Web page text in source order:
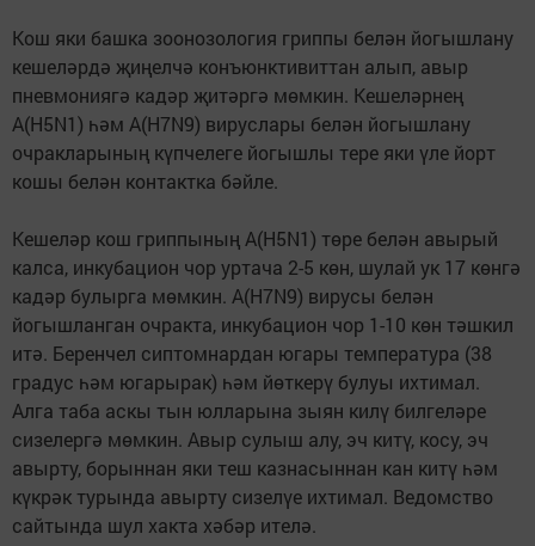
Кош яки башка зоонозология гриппы белән йогышлану
кешеләрдә җиңелчә конъюнктивиттан алып, авыр
пневмониягә кадәр җитәргә мөмкин. Кешеләрнең
А(H5N1) һәм A(H7N9) вируслары белән йогышлану
очракларының күпчелеге йогышлы тере яки үле йорт
кошы белән контактка бәйле.
Кешеләр кош гриппының A(H5N1) төре белән авырый
калса, инкубацион чор уртача 2-5 көн, шулай ук 17 көнгә
кадәр булырга мөмкин. A(H7N9) вирусы белән
йогышланган очракта, инкубацион чор 1-10 көн тәшкил
итә. Беренчел сиптомнардан югары температура (38
градус һәм югарырак) һәм йөткерү булуы ихтимал.
Алга таба аскы тын юлларына зыян килү билгеләре
сизелергә мөмкин. Авыр сулыш алу, эч китү, косу, эч
авырту, борыннан яки теш казнасыннан кан китү һәм
күкрәк турында авырту сизелүе ихтимал. Ведомство
сайтында шул хакта хәбәр ителә.